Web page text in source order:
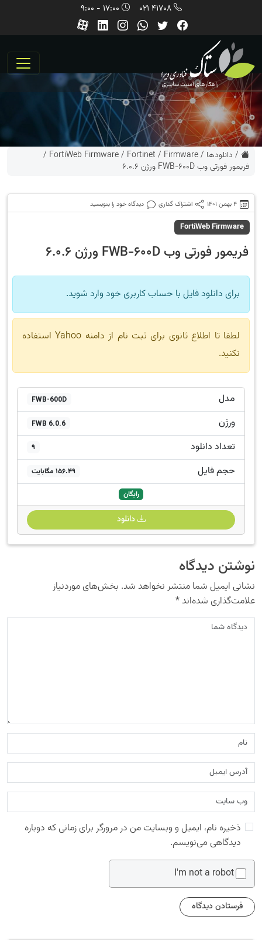
41708 021
/ دانلودها /
Firmware
/
Fortinet
/
FortiWeb Firmware
/
فریمور فورتی وب FWB-600D ورژن 6.0.6
4 بهمن 1401 اشتراک گذاری دیدگاه خود را بنویسید
FortiWeb Firmware
فریمور فورتی وب FWB-600D ورژن 6.0.6
برای دانلود فایل با حساب کاربری خود وارد شوید.
لطفا تا اطلاع ثانوی برای ثبت نام از دامنه Yahoo استفاده
نکنید.
مدل FWB-600D
ورژن FWB 6.0.6
تعداد دانلود 9
حجم فایل 156.49 مگابایت
رایگان
دانلود
نوشتن دیدگاه
نشانی ایمیل شما منتشر نخواهد شد. بخش‌های موردنیاز
علامت‌گذاری شده‌اند*
ذخیره نام، ایمیل و وبسایت من در مرورگر برای زمانی که دوباره
دیدگاهی می‌نویسم.
I'm not a robot